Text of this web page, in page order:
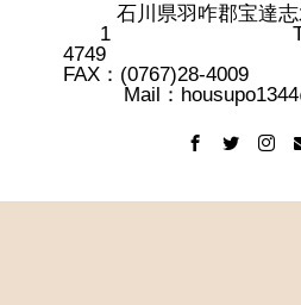
石川県羽咋郡宝達
1 TEL：
FAX：
Mail：